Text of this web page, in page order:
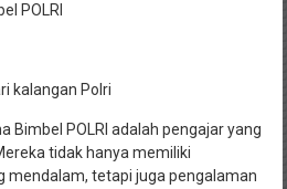
POLRI
kalangan Polri
Bimbel POLRI adalah pengajar yang
tidak hanya memiliki
mendalam, tetapi juga pengalaman